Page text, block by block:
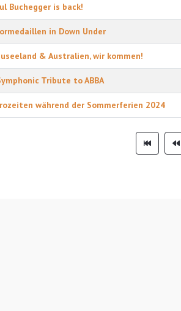
Buchegger is back!
in Down Under
& Australien, wir kommen!
Tribute to ABBA
während der Sommerferien 2024